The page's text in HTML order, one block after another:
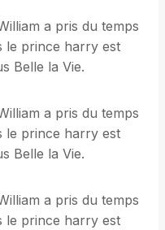
a pris du temps
le prince harry est
Belle la Vie.
a pris du temps
le prince harry est
Belle la Vie.
a pris du temps
le prince harry est